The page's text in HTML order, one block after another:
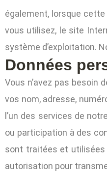
également, lorsque
vous utilisez, le site
système d’exploitation.
Données
Vous n’avez pas besoin
vos nom, adresse,
l’un des services de
ou participation à des
sont traitées et utilisées
autorisation pour